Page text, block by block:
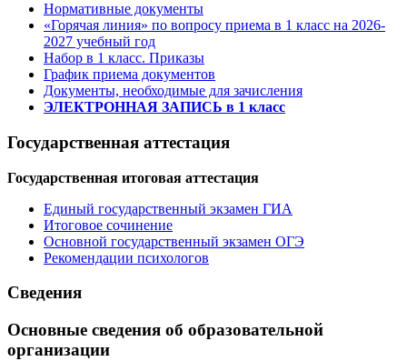
Нормативные документы
«Горячая линия» по вопросу приема в 1 класс на 2026-
2027 учебный год
Набор в 1 класс. Приказы
График приема документов
Документы, необходимые для зачисления
ЭЛЕКТРОННАЯ ЗАПИСЬ в 1 класс
Государственная аттестация
Государственная итоговая аттестация
Единый государственный экзамен ГИА
Итоговое сочинение
Основной государственный экзамен ОГЭ
Рекомендации психологов
Сведения
Основные сведения об образовательной
организации